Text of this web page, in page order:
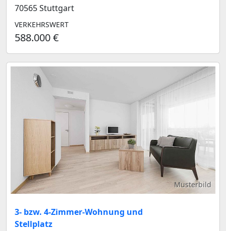
70565 Stuttgart
VERKEHRSWERT
588.000 €
Musterbild
3- bzw. 4-Zimmer-Wohnung und
Stellplatz